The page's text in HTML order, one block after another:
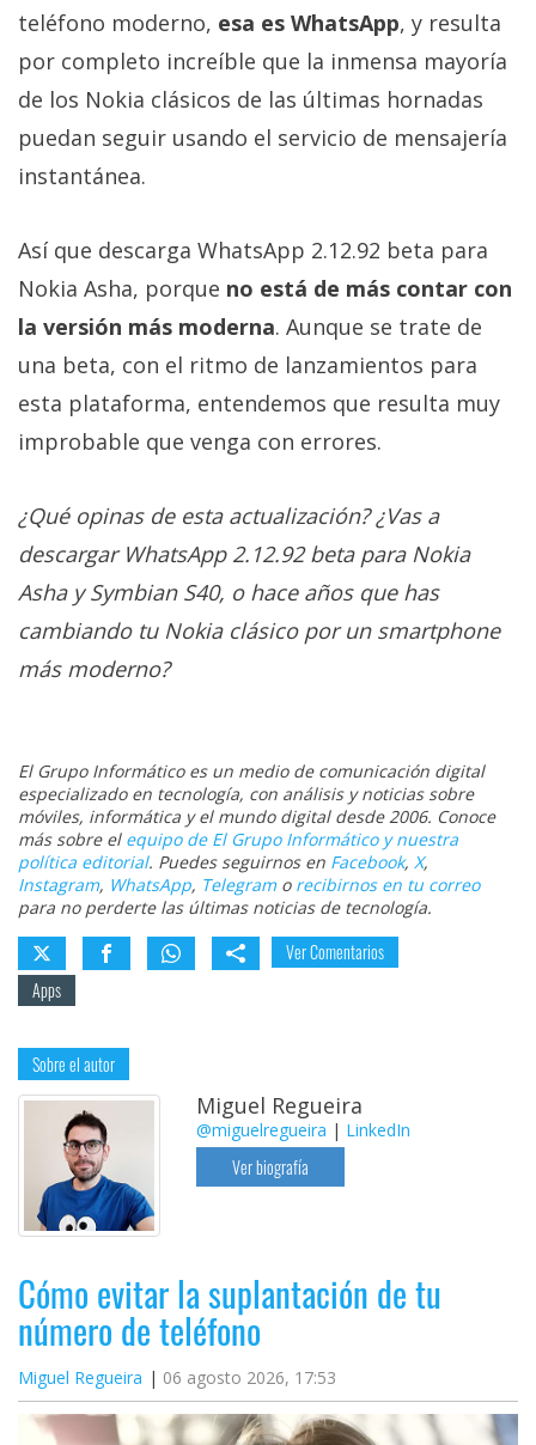
teléfono moderno, esa es WhatsApp, y resulta
por completo increíble que la inmensa mayoría
de los Nokia clásicos de las últimas hornadas
puedan seguir usando el servicio de mensajería
instantánea.
Así que descarga WhatsApp 2.12.92 beta para
Nokia Asha, porque no está de más contar con
la versión más moderna. Aunque se trate de
una beta, con el ritmo de lanzamientos para
esta plataforma, entendemos que resulta muy
improbable que venga con errores.
¿Qué opinas de esta actualización? ¿Vas a
descargar WhatsApp 2.12.92 beta para Nokia
Asha y Symbian S40, o hace años que has
cambiando tu Nokia clásico por un smartphone
más moderno?
El Grupo Informático es un medio de comunicación digital
especializado en tecnología, con análisis y noticias sobre
móviles, informática y el mundo digital desde 2006. Conoce
más sobre el equipo de El Grupo Informático y nuestra
política editorial. Puedes seguirnos en Facebook, X,
Instagram, WhatsApp, Telegramo recibirnos en tu correo
para no perderte las últimas noticias de tecnología.
Ver Comentarios
Apps
Sobre el autor
Miguel Regueira
@miguelregueira | LinkedIn
Ver biografía
Cómo evitar la suplantación de tu
número de teléfono
Miguel Regueira 06 agosto 2026, 17:53